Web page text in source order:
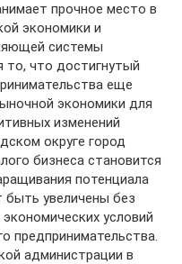
прочное место в
экономики и
системы
то, что достигнутый
еще
экономики для
изменений
округе город
бизнеса становится
потенциала
быть увеличены без
условий
предпринимательства.
администрации в